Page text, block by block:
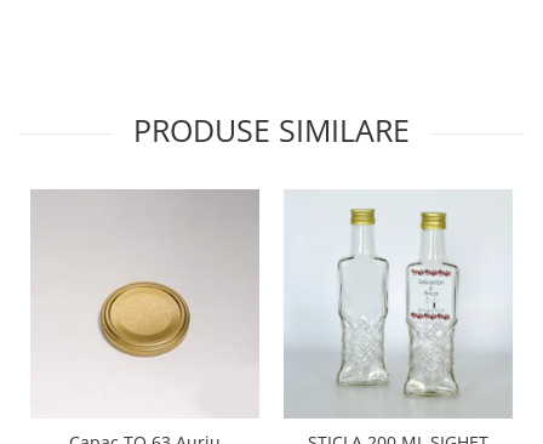
PRODUSE SIMILARE